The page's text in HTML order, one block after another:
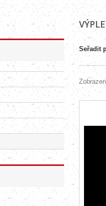
Seřadit